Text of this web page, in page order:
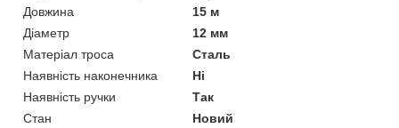
Довжина
15 м
Діаметр
12 мм
Матеріал троса
Сталь
Наявність наконечника
Ні
Наявність ручки
Так
Стан
Новий